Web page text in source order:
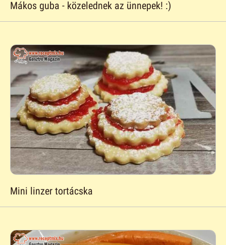
Mákos guba - közelednek az ünnepek! :)
Mini linzer tortácska